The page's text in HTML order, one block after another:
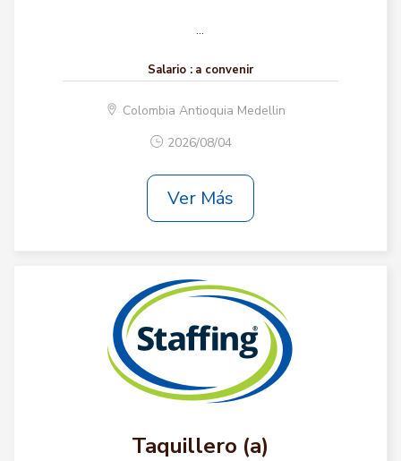
...
Salario : a convenir
Colombia Antioquia Medellin
2026/08/04
Ver Más
Taquillero (a)